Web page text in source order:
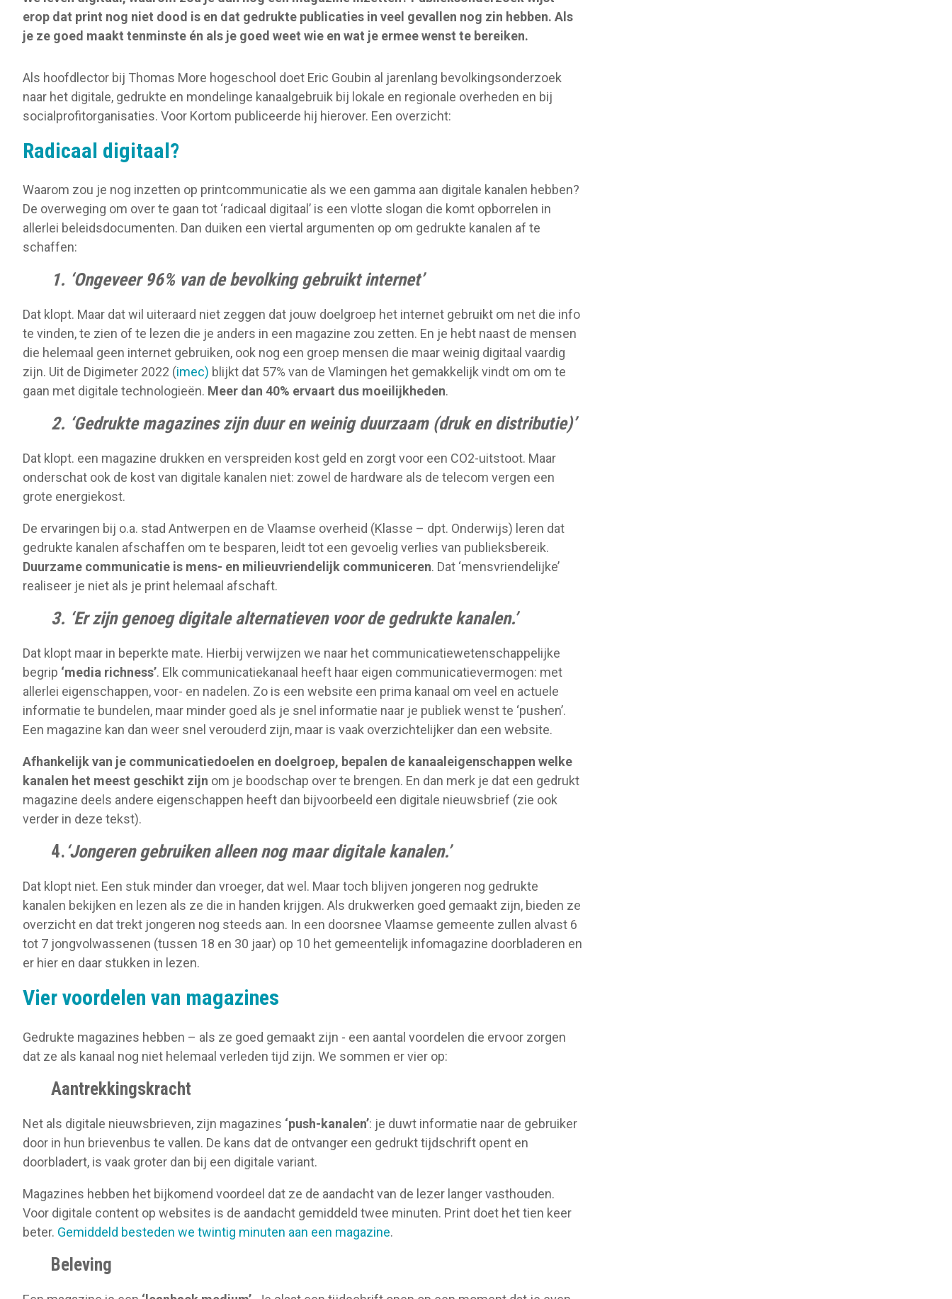
erop dat print nog niet dood is en dat gedrukte publicaties in veel gevallen nog zin hebben. Als
je ze goed maakt tenminste én als je goed weet wie en wat je ermee wenst te bereiken.
Als hoofdlector bij Thomas More hogeschool doet Eric Goubin al jarenlang bevolkingsonderzoek
naar het digitale, gedrukte en mondelinge kanaalgebruik bij lokale en regionale overheden en bij
socialprofitorganisaties. Voor Kortom publiceerde hij hierover. Een overzicht:
Radicaal digitaal?
Waarom zou je nog inzetten op printcommunicatie als we een gamma aan digitale kanalen hebben?
De overweging om over te gaan tot ‘radicaal digitaal’ is een vlotte slogan die komt opborrelen in
allerlei beleidsdocumenten. Dan duiken een viertal argumenten op om gedrukte kanalen af te
schaffen:
1. ‘Ongeveer 96% van de bevolking gebruikt internet’
Dat klopt. Maar dat wil uiteraard niet zeggen dat jouw doelgroep het internet gebruikt om net die info
te vinden, te zien of te lezen die je anders in een magazine zou zetten. En je hebt naast de mensen
die helemaal geen internet gebruiken, ook nog een groep mensen die maar weinig digitaal vaardig
zijn. Uit de Digimeter 2022 (imec) blijkt dat 57% van de Vlamingen het gemakkelijk vindt om om te
gaan met digitale technologieën. Meer dan 40% ervaart dus moeilijkheden.
2. ‘Gedrukte magazines zijn duur en weinig duurzaam (druk en distributie)’
Dat klopt. een magazine drukken en verspreiden kost geld en zorgt voor een CO2-uitstoot. Maar
onderschat ook de kost van digitale kanalen niet: zowel de hardware als de telecom vergen een
grote energiekost.
De ervaringen bij o.a. stad Antwerpen en de Vlaamse overheid (Klasse – dpt. Onderwijs) leren dat
gedrukte kanalen afschaffen om te besparen, leidt tot een gevoelig verlies van publieksbereik.
Duurzame communicatie is mens- en milieuvriendelijk communiceren. Dat ‘mensvriendelijke’
realiseer je niet als je print helemaal afschaft.
3. ‘Er zijn genoeg digitale alternatieven voor de gedrukte kanalen.’
Dat klopt maar in beperkte mate. Hierbij verwijzen we naar het communicatiewetenschappelijke
begrip ‘media richness’. Elk communicatiekanaal heeft haar eigen communicatievermogen: met
allerlei eigenschappen, voor- en nadelen. Zo is een website een prima kanaal om veel en actuele
informatie te bundelen, maar minder goed als je snel informatie naar je publiek wenst te ‘pushen’.
Een magazine kan dan weer snel verouderd zijn, maar is vaak overzichtelijker dan een website.
Afhankelijk van je communicatiedoelen en doelgroep, bepalen de kanaaleigenschappen welke
kanalen het meest geschikt zijn om je boodschap over te brengen. En dan merk je dat een gedrukt
magazine deels andere eigenschappen heeft dan bijvoorbeeld een digitale nieuwsbrief (zie ook
verder in deze tekst).
4.‘Jongeren gebruiken alleen nog maar digitale kanalen.’
Dat klopt niet. Een stuk minder dan vroeger, dat wel. Maar toch blijven jongeren nog gedrukte
kanalen bekijken en lezen als ze die in handen krijgen. Als drukwerken goed gemaakt zijn, bieden ze
overzicht en dat trekt jongeren nog steeds aan. In een doorsnee Vlaamse gemeente zullen alvast 6
tot 7 jongvolwassenen (tussen 18 en 30 jaar) op 10 het gemeentelijk infomagazine doorbladeren en
er hier en daar stukken in lezen.
Vier voordelen van magazines
Gedrukte magazines hebben – als ze goed gemaakt zijn - een aantal voordelen die ervoor zorgen
dat ze als kanaal nog niet helemaal verleden tijd zijn. We sommen er vier op:
Aantrekkingskracht
Net als digitale nieuwsbrieven, zijn magazines ‘push-kanalen’: je duwt informatie naar de gebruiker
door in hun brievenbus te vallen. De kans dat de ontvanger een gedrukt tijdschrift opent en
doorbladert, is vaak groter dan bij een digitale variant.
Magazines hebben het bijkomend voordeel dat ze de aandacht van de lezer langer vasthouden.
Voor digitale content op websites is de aandacht gemiddeld twee minuten. Print doet het tien keer
beter. Gemiddeld besteden we twintig minuten aan een magazine.
Beleving